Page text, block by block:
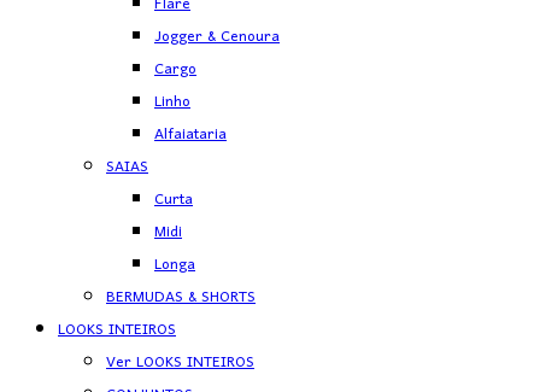
Jogger & Cenoura
Cargo
Linho
Alfaiataria
SAIAS
Curta
Midi
Longa
BERMUDAS & SHORTS
LOOKS INTEIROS
Ver LOOKS INTEIROS